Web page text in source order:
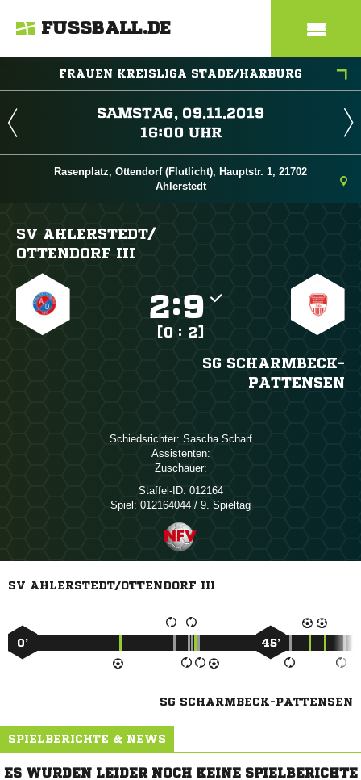
FUSSBALL.DE
FRAUEN KREISLIGA STADE/HARBURG
 
 
Rasenplatz, Ottendorf (Flutlicht), Hauptstr. 1, 21702
Ahlerstedt
SV AHLERSTEDT/​
OTTENDORF III
:
[0 : 2]
SG SCHARMBECK-
PATTENSEN
Schiedsrichter:  
Assistenten:
Zuschauer:
Staffel-ID: 012164
Spiel: 012164044 / 9. Spieltag
SV AHLERSTEDT/OTTENDORF III
0’ 45’
SG SCHARMBECK-PATTENSEN
SPIELBERICHTE & NEWS
ES WURDEN LEIDER NOCH KEINE SPIELBERICHTE